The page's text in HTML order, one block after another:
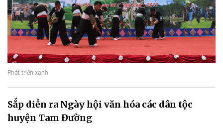
Phát triển xanh
Sắp diễn ra Ngày hội văn hóa các dân tộc
huyện Tam Đường